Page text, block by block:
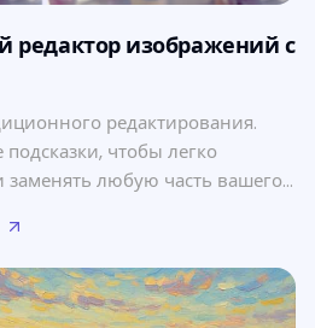
редактор изображений с
редактирования.
чтобы легко
заменять любую часть вашего